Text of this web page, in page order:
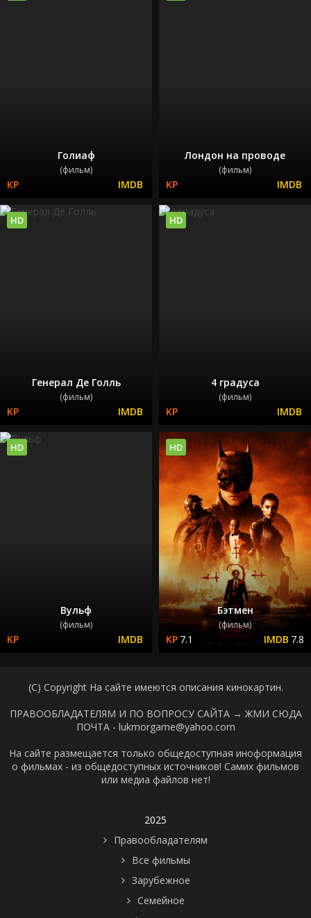
Голиаф
(фильм)
Лондон на проводе
(фильм)
Генерал Де Голль
(фильм)
HD
4 градуса
(фильм)
HD
Вульф
(фильм)
HD
Бэтмен
(фильм)
7.1 7.8
HD
(C) Copyright На сайте имеются описания кинокартин.
ПРАВООБЛАДАТЕЛЯМ И ПО ВОПРОСУ САЙТА → ЖМИ СЮДА
ПОЧТА - lukmorgame@yahoo.com
На сайте размещается только общедоступная иноформация
о фильмах - из общедоступных источников! Самих фильмов
или медиа файлов нет!
2025
Правообладателям
Все фильмы
Зарубежное
Семейное